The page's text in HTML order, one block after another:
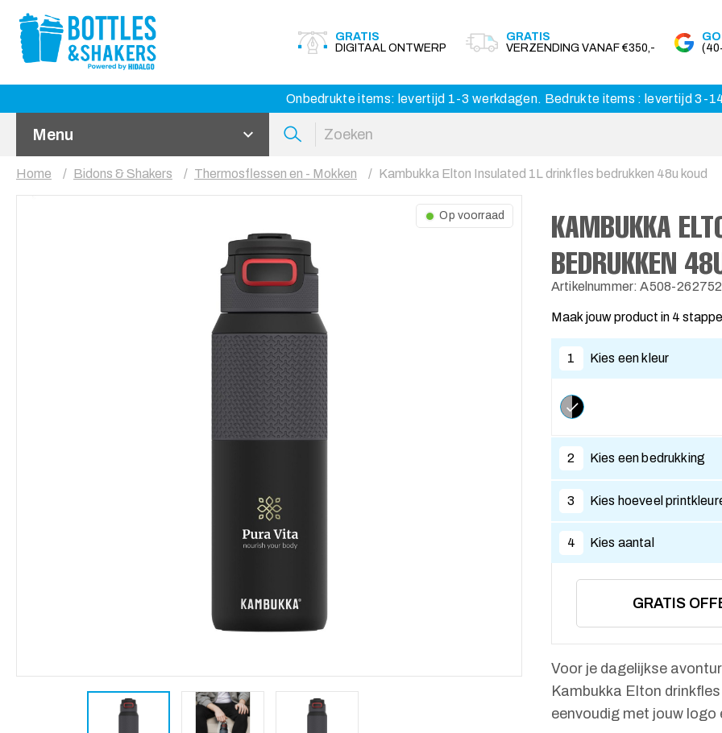
GRATIS
DIGITAAL ONTWERP
GRATIS
VERZENDING VANAF €350,-
Onbedrukte items: levertijd 1-3 werkdagen. Bedrukte items : levertijd 3-
Menu
Home Bidons & Shakers Thermosflessen en - Mokken Kambukka Elton Insulated 1L drinkfles bedrukken 48u koud
Op voorraad
KAMBUKKA
BEDRUKKEN
Artikelnummer: A508-262752
Maak jouw product in 4
1 Kies een kleur
2 Kies een bedrukking
3 Kies hoeveel
4 Kies aantal
GRATIS
Voor je dagelijkse
Kambukka Elton
eenvoudig met jouw logo